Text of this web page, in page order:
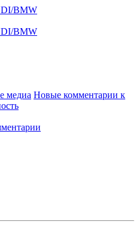
медиа Новые комментарии к